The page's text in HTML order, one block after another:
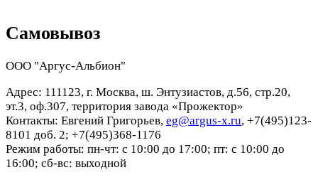
Самовывоз
ООО "Аргус-Альбион"
Адрес: 111123, г. Москва, ш. Энтузиастов, д.56, стр.20,
эт.3, оф.307, территория завода «Прожектор»
Контакты: Евгений Григорьев, eg@argus-x.ru, +7(495)123-
8101 доб. 2; +7(495)368-1176
Режим работы: пн-чт: с 10:00 до 17:00; пт: с 10:00 до
16:00; сб-вс: выходной